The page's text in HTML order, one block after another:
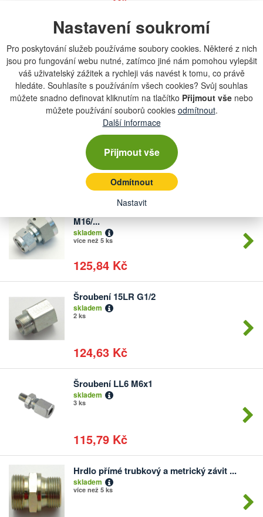
Nastavení soukromí
Pro poskytování služeb používáme soubory cookies. Některé z nich
jsou pro fungování webu nutné, zatímco jiné nám pomohou vylepšit
váš uživatelský zážitek a rychleji vás navést k tomu, co právě
hledáte. Souhlasíte s používáním všech cookies? Svůj souhlas
můžete snadno definovat kliknutím na tlačítko Přijmout vše nebo
můžete používání souborů cookies odmítnout.
Další informace
Přijmout vše
Odmítnout
Nastavit
149,89 Kč
Mezispojka př reduk s těs kuželem
M14/...
skladem
4 ks
139,15 Kč
kusů
Mezispojka př reduk s těs kuželem
M16/...
skladem
více než 5 ks
127,05 Kč
Počet
kusů
Mezispojka př reduk s těs kuželem
M16/...
skladem
více než 5 ks
125,84 Kč
Počet
Šroubení 15LR G1/2
skladem
2 ks
124,63 Kč
Počet
kusů
Šroubení LL6 M6x1
skladem
3 ks
115,79 Kč
Počet
kusů
Hrdlo přímé trubkový a metrický závit ...
skladem
více než 5 ks
Počet
kusů